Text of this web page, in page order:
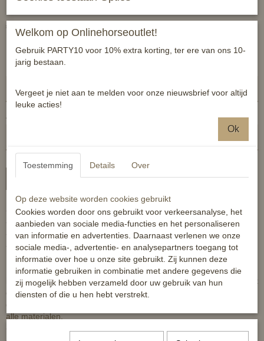
€ 68,95 (inclusief btw 21%)
Op voorraad
Horka
Aantal
In winkelwagen
- Sterke PVC buitenkant
- Extra fluffy imitatiebont
- Klittenbandsluiting
- FEI Approved
Deze set wordt geleverd in een waszak. Handig om je beschermers
in te wassen en in op te bergen. Het gebruik van deze waszak biedt
ook bescherming voor de wasmachine. De waszak is afsluitbaar
door middel van een handig trekkoord en is geschikt voor vrijwel
alle materialen.
- Gemaakt van 100% polyester
Welkom op Onlinehorseoutlet!
Gebruik PARTY10 voor 10% extra korting, ter ere van ons 10-
jarig bestaan.
Vergeet je niet aan te melden voor onze nieuwsbrief voor altijd
leuke acties!
Ok
Toestemming Details Over
Op deze website worden cookies gebruikt
Cookies worden door ons gebruikt voor verkeersanalyse, het
aanbieden van sociale media-functies en het personaliseren
van informatie en advertenties. Daarnaast verlenen we onze
sociale media-, advertentie- en analysepartners toegang tot
informatie over hoe u onze site gebruikt. Zij kunnen deze
informatie gebruiken in combinatie met andere gegevens die
zij mogelijk hebben verzameld door uw gebruik van hun
diensten of die u hen hebt verstrekt.